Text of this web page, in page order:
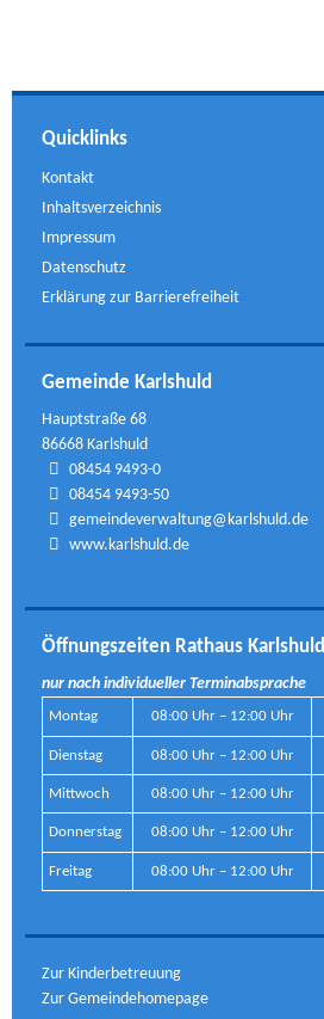
Quicklinks
Kontakt
Inhaltsverzeichnis
Impressum
Datenschutz
Erklärung zur Barrierefreiheit
Gemeinde Karlshuld
Hauptstraße 68
86668 Karlshuld
08454 9493-0
08454 9493-50
gemeindeverwaltung@karlshuld.de
www.karlshuld.de
Öffnungszeiten Rathaus Karlshuld
nur nach individueller Terminabsprache
Montag 08:00 Uhr – 12:00 Uhr
Dienstag 08:00 Uhr – 12:00 Uhr
Mittwoch 08:00 Uhr – 12:00 Uhr
Donnerstag 08:00 Uhr – 12:00 Uhr
Freitag 08:00 Uhr – 12:00 Uhr
Zur Kinderbetreuung
Zur Gemeindehomepage